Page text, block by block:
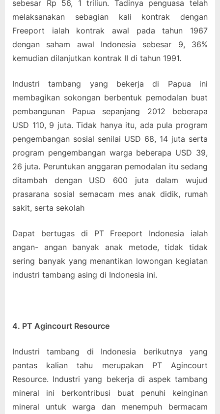
sebesar Rp 56, 1 triliun. Tadinya penguasa telah
melaksanakan sebagian kali kontrak dengan
Freeport ialah kontrak awal pada tahun 1967
dengan saham awal Indonesia sebesar 9, 36%
kemudian dilanjutkan kontrak II di tahun 1991.
Industri tambang yang bekerja di Papua ini
membagikan sokongan berbentuk pemodalan buat
pembangunan Papua sepanjang 2012 beberapa
USD 110, 9 juta. Tidak hanya itu, ada pula program
pengembangan sosial senilai USD 68, 14 juta serta
program pengembangan warga beberapa USD 39,
26 juta. Peruntukan anggaran pemodalan itu sedang
ditambah dengan USD 600 juta dalam wujud
prasarana sosial semacam mes anak didik, rumah
sakit, serta sekolah
Dapat bertugas di PT Freeport Indonesia ialah
angan- angan banyak anak metode, tidak tidak
sering banyak yang menantikan lowongan kegiatan
industri tambang asing di Indonesia ini.
4. PT Agincourt Resource
Industri tambang di Indonesia berikutnya yang
pantas kalian tahu merupakan PT Agincourt
Resource. Industri yang bekerja di aspek tambang
mineral ini berkontribusi buat penuhi keinginan
mineral untuk warga dan menempuh bermacam